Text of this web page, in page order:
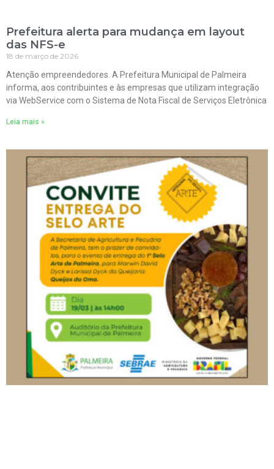
Prefeitura alerta para mudança em layout
das NFS-e
18 de março de 2026
Atenção empreendedores. A Prefeitura Municipal de Palmeira
informa, aos contribuintes e às empresas que utilizam integração
via WebService com o Sistema de Nota Fiscal de Serviços Eletrônica
Leia mais »